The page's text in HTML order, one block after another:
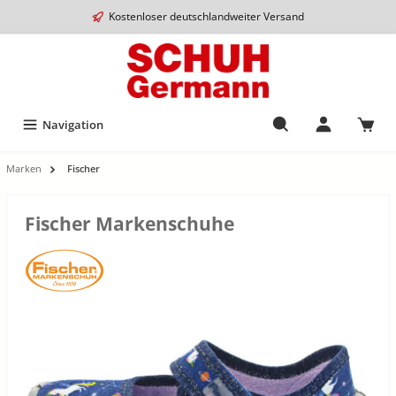
Kostenloser deutschlandweiter Versand
Navigation
Marken Fischer
Fischer Markenschuhe